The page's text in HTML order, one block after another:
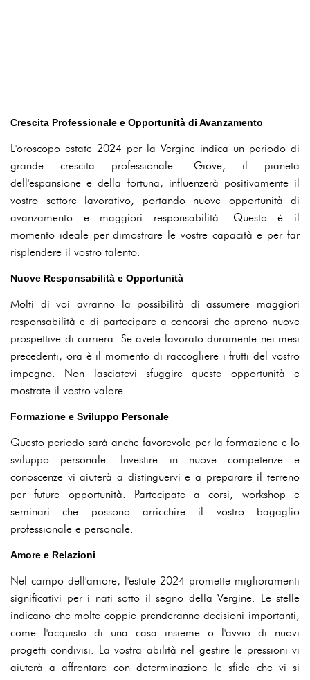
Crescita Professionale e Opportunità di Avanzamento
L'oroscopo estate 2024 per la Vergine indica un periodo di
grande crescita professionale. Giove, il pianeta
dell'espansione e della fortuna, influenzerà positivamente il
vostro settore lavorativo, portando nuove opportunità di
avanzamento e maggiori responsabilità. Questo è il
momento ideale per dimostrare le vostre capacità e per far
risplendere il vostro talento.
Nuove Responsabilità e Opportunità
Molti di voi avranno la possibilità di assumere maggiori
responsabilità e di partecipare a concorsi che aprono nuove
prospettive di carriera. Se avete lavorato duramente nei mesi
precedenti, ora è il momento di raccogliere i frutti del vostro
impegno. Non lasciatevi sfuggire queste opportunità e
mostrate il vostro valore.
Formazione e Sviluppo Personale
Questo periodo sarà anche favorevole per la formazione e lo
sviluppo personale. Investire in nuove competenze e
conoscenze vi aiuterà a distinguervi e a preparare il terreno
per future opportunità. Partecipate a corsi, workshop e
seminari che possono arricchire il vostro bagaglio
professionale e personale.
Amore e Relazioni
Nel campo dell'amore, l'estate 2024 promette miglioramenti
significativi per i nati sotto il segno della Vergine. Le stelle
indicano che molte coppie prenderanno decisioni importanti,
come l'acquisto di una casa insieme o l'avvio di nuovi
progetti condivisi. La vostra abilità nel gestire le pressioni vi
aiuterà a affrontare con determinazione le sfide che vi si